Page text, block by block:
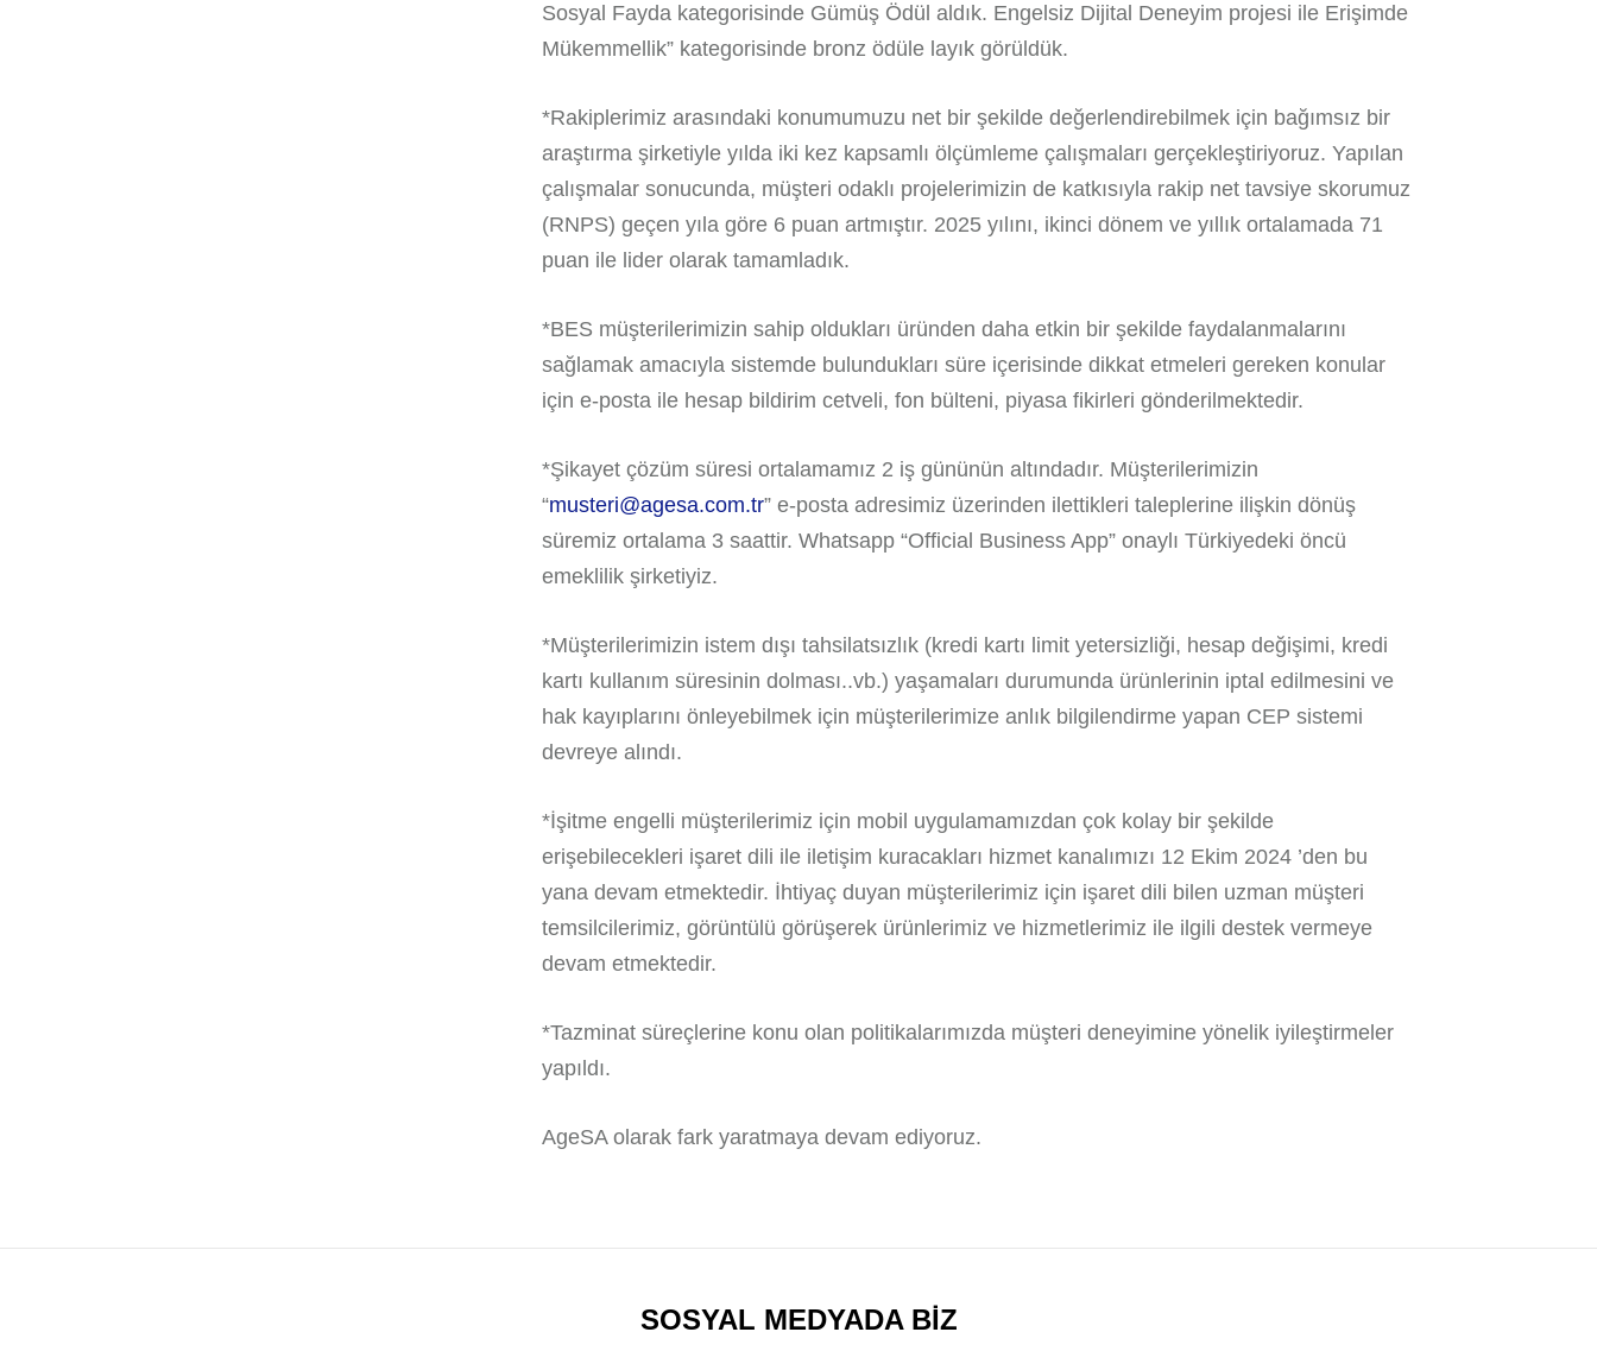
Sosyal Fayda kategorisinde Gümüş Ödül aldık. Engelsiz Dijital Deneyim projesi ile Erişimde
Mükemmellik” kategorisinde bronz ödüle layık görüldük.
*Rakiplerimiz arasındaki konumumuzu net bir şekilde değerlendirebilmek için bağımsız bir
araştırma şirketiyle yılda iki kez kapsamlı ölçümleme çalışmaları gerçekleştiriyoruz. Yapılan
çalışmalar sonucunda, müşteri odaklı projelerimizin de katkısıyla rakip net tavsiye skorumuz
(RNPS) geçen yıla göre 6 puan artmıştır. 2025 yılını, ikinci dönem ve yıllık ortalamada 71
puan ile lider olarak tamamladık.
*BES müşterilerimizin sahip oldukları üründen daha etkin bir şekilde faydalanmalarını
sağlamak amacıyla sistemde bulundukları süre içerisinde dikkat etmeleri gereken konular
için e-posta ile hesap bildirim cetveli, fon bülteni, piyasa fikirleri gönderilmektedir.
*Şikayet çözüm süresi ortalamamız 2 iş gününün altındadır. Müşterilerimizin
“musteri@agesa.com.tr” e-posta adresimiz üzerinden ilettikleri taleplerine ilişkin dönüş
süremiz ortalama 3 saattir. Whatsapp “Official Business App” onaylı Türkiyedeki öncü
emeklilik şirketiyiz.
*Müşterilerimizin istem dışı tahsilatsızlık (kredi kartı limit yetersizliği, hesap değişimi, kredi
kartı kullanım süresinin dolması..vb.) yaşamaları durumunda ürünlerinin iptal edilmesini ve
hak kayıplarını önleyebilmek için müşterilerimize anlık bilgilendirme yapan CEP sistemi
devreye alındı.
*İşitme engelli müşterilerimiz için mobil uygulamamızdan çok kolay bir şekilde
erişebilecekleri işaret dili ile iletişim kuracakları hizmet kanalımızı 12 Ekim 2024 ’den bu
yana devam etmektedir. İhtiyaç duyan müşterilerimiz için işaret dili bilen uzman müşteri
temsilcilerimiz, görüntülü görüşerek ürünlerimiz ve hizmetlerimiz ile ilgili destek vermeye
devam etmektedir.
*Tazminat süreçlerine konu olan politikalarımızda müşteri deneyimine yönelik iyileştirmeler
yapıldı.
AgeSA olarak fark yaratmaya devam ediyoruz.
SOSYAL MEDYADA BİZ